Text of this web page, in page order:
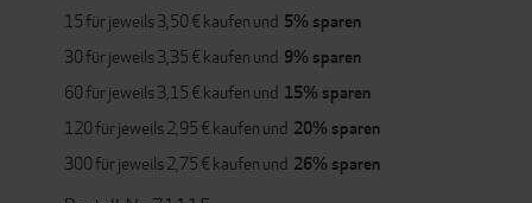
15 für jeweils3,50 € kaufen und 5% sparen
30 für jeweils3,35 € kaufen und 9% sparen
60 für jeweils3,15 € kaufen und 15% sparen
120 für jeweils2,95 € kaufen und 20% sparen
300 für jeweils2,75 € kaufen und 26% sparen